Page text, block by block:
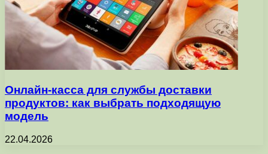
Онлайн-касса для службы доставки
продуктов: как выбрать подходящую
модель
22.04.2026